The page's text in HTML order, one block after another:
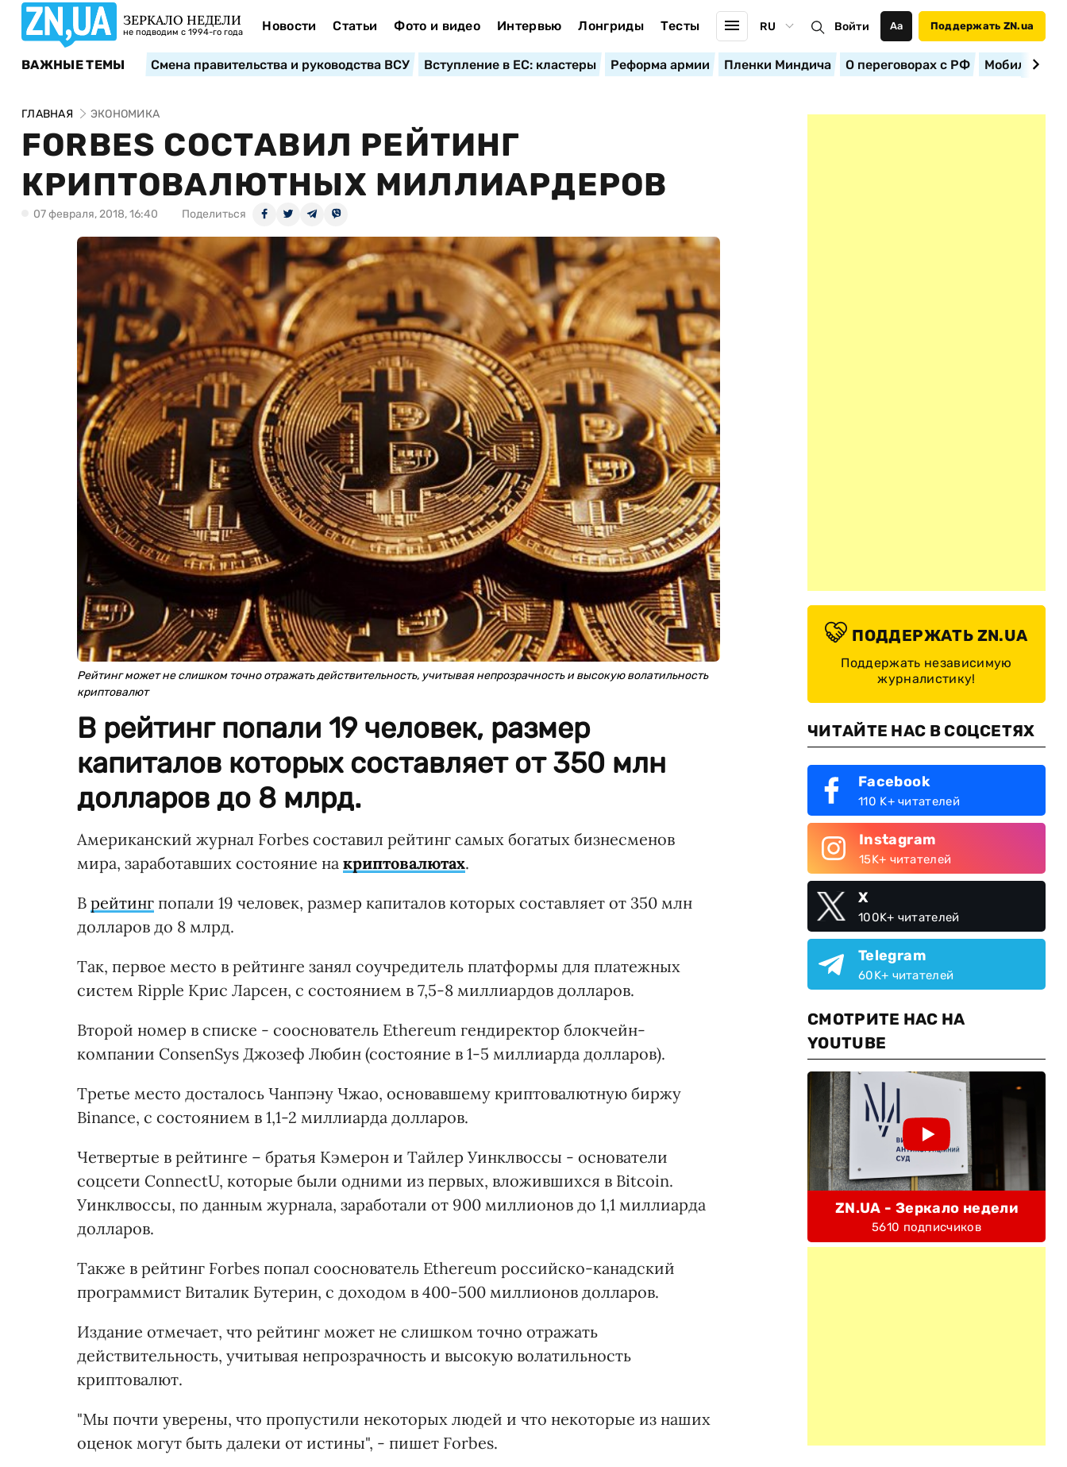
ЗЕРКАЛО НЕДЕЛИ
не подводим с 1994-го года Новости Статьи Фото и видео Интервью Лонгриды Тесты RU Войти Аа Поддержать ZN.ua
ВАЖНЫЕ ТЕМЫ Смена правительства и руководства ВСУ Вступление в ЕС: кластеры Реформа армии Пленки Миндича О переговорах с РФ
ГЛАВНАЯ ЭКОНОМИКА
FORBES СОСТАВИЛ РЕЙТИНГ
КРИПТОВАЛЮТНЫХ МИЛЛИАРДЕРОВ
07 февраля, 2018, 16:40 Поделиться
Рейтинг может не слишком точно отражать действительность, учитывая непрозрачность и высокую волатильность
криптовалют
В рейтинг попали 19 человек, размер
капиталов которых составляет от 350 млн
долларов до 8 млрд.
Американский журнал Forbes составил рейтинг самых богатых бизнесменов
мира, заработавших состояние на криптовалютах.
В рейтинг попали 19 человек, размер капиталов которых составляет от 350 млн
долларов до 8 млрд.
Так, первое место в рейтинге занял соучредитель платформы для платежных
систем Ripple Крис Ларсен, с состоянием в 7,5-8 миллиардов долларов.
Второй номер в списке - сооснователь Ethereum гендиректор блокчейн-
компании ConsenSys Джозеф Любин (состояние в 1-5 миллиарда долларов).
Третье место досталось Чанпэну Чжао, основавшему криптовалютную биржу
Binance, с состоянием в 1,1-2 миллиарда долларов.
Четвертые в рейтинге – братья Кэмерон и Тайлер Уинклвоссы - основатели
соцсети ConnectU, которые были одними из первых, вложившихся в Bitcoin.
Уинклвоссы, по данным журнала, заработали от 900 миллионов до 1,1 миллиарда
долларов.
Также в рейтинг Forbes попал сооснователь Ethereum российско-канадский
программист Виталик Бутерин, с доходом в 400-500 миллионов долларов.
Издание отмечает, что рейтинг может не слишком точно отражать
действительность, учитывая непрозрачность и высокую волатильность
криптовалют.
"Мы почти уверены, что пропустили некоторых людей и что некоторые из наших
оценок могут быть далеки от истины", - пишет Forbes.
ПОДДЕРЖАТЬ ZN.UA
Поддержать независимую
журналистику!
ЧИТАЙТЕ НАС В СОЦСЕТЯХ
Facebook
110 K+ читателей
Instagram
15K+ читателей
X
100K+ читателей
Telegram
60K+ читателей
СМОТРИТЕ НАС НА
YOUTUBE
ZN.UA - Зеркало недели
5610 подписчиков